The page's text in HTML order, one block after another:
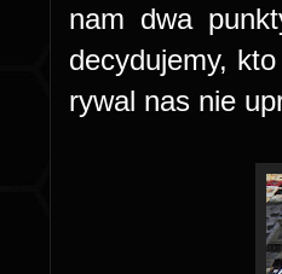
nam dwa
decydujemy,
rywal nas nie